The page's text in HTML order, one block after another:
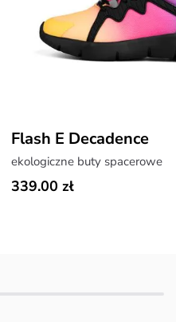
Flash E Decadence
ekologiczne buty spacerowe
339.00 zł